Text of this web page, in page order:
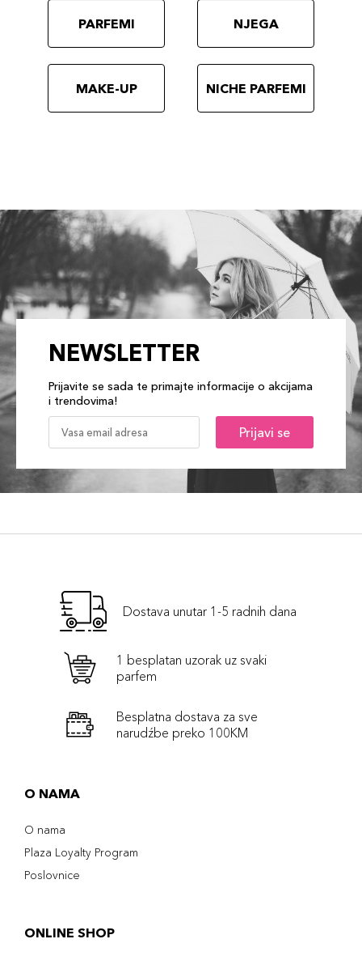
PARFEMI NJEGA
MAKE-UP NICHE PARFEMI
NEWSLETTER
Prijavite se sada te primajte informacije o akcijama
i trendovima!
Prijavi se
Dostava unutar 1-5 radnih dana
1 besplatan uzorak uz svaki
parfem
Besplatna dostava za sve
narudźbe preko 100KM
O NAMA
O nama
Plaza Loyalty Program
Poslovnice
ONLINE SHOP